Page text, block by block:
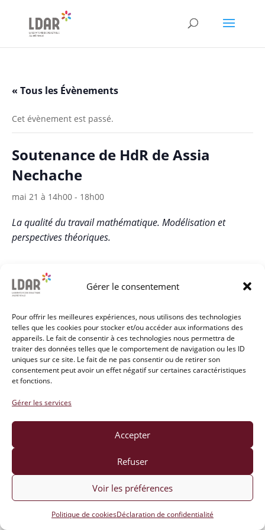
Gérer le consentement
Pour offrir les meilleures expériences, nous utilisons des technologies
telles que les cookies pour stocker et/ou accéder aux informations des
appareils. Le fait de consentir à ces technologies nous permettra de
traiter des données telles que le comportement de navigation ou les ID
uniques sur ce site. Le fait de ne pas consentir ou de retirer son
consentement peut avoir un effet négatif sur certaines caractéristiques
et fonctions.
Gérer les services
Accepter
Refuser
Voir les préférences
Politique de cookiesDéclaration de confidentialité
« Tous les Évènements
Cet évènement est passé.
Soutenance de HdR de Assia
Nechache
mai 21 à 14h00 - 18h00
La qualité du travail mathématique. Modélisation et
perspectives théoriques.
Ajouter au calendrier
DÉTAILS
Date :
mai 21
Heure :
Soutenance maths
LIEU
1021 (1er étage) du
Grand Séminaire du LDAR Grand Séminaire du LDAR